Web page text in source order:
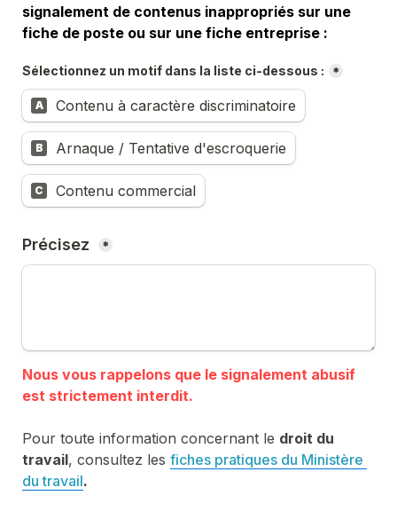
signalement de contenus inappropriés sur une
fiche de poste ou sur une fiche entreprise :
Sélectionnez un motif dans la liste ci-dessous : *
A Contenu à caractère discriminatoire
B Arnaque / Tentative d'escroquerie
C Contenu commercial
Précisez *
Nous vous rappelons que le signalement abusif
Pour toute information concernant le droit du
travail, consultez les fiches pratiques du Ministère
du travail